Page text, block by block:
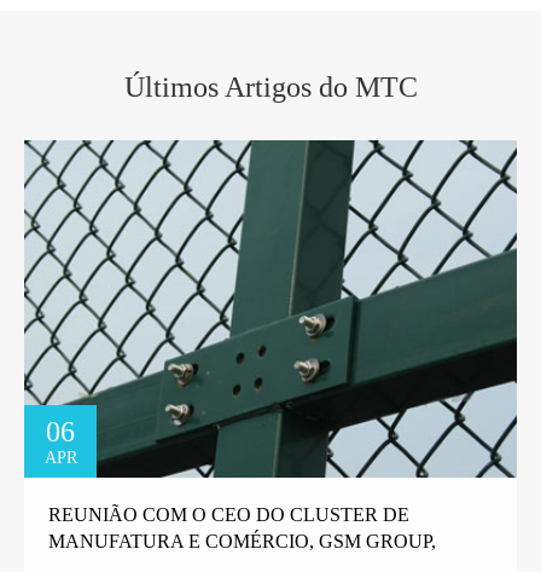
Últimos Artigos do MTC
06
APR
REUNIÃO COM O CEO DO CLUSTER DE
MANUFATURA E COMÉRCIO, GSM GROUP,